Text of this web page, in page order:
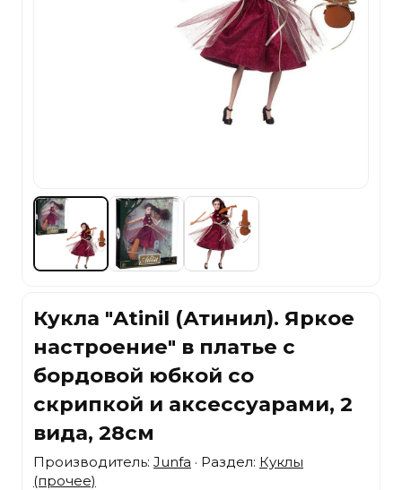
Кукла "Atinil (Атинил). Яркое
настроение" в платье с
бордовой юбкой со
скрипкой и аксессуарами, 2
вида, 28см
Производитель: Junfa · Раздел: Куклы
(прочее)